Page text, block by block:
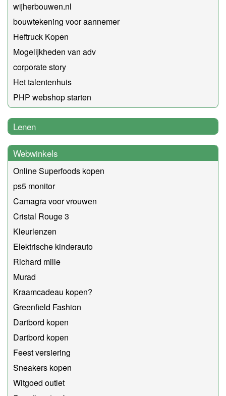
wijherbouwen.nl
bouwtekening voor aannemer
Heftruck Kopen
Mogelijkheden van adv
corporate story
Het talentenhuis
PHP webshop starten
Lenen
Webwinkels
Online Superfoods kopen
ps5 monitor
Camagra voor vrouwen
Cristal Rouge 3
Kleurlenzen
Elektrische kinderauto
Richard mille
Murad
Kraamcadeau kopen?
Greenfield Fashion
Dartbord kopen
Dartbord kopen
Feest versiering
Sneakers kopen
Witgoed outlet